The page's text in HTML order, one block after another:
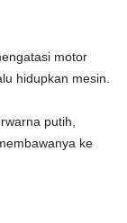
motor
hidupkan mesin.
putih,
ke